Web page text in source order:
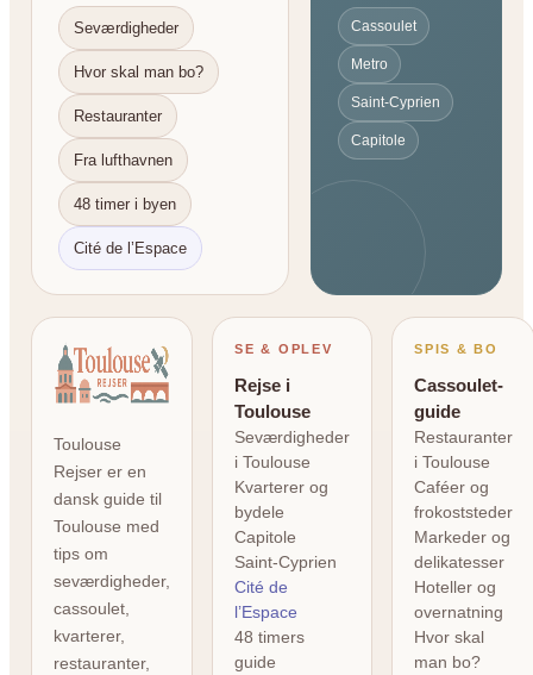
i
K
r
y
d
s
o
r
d
Seværdigheder
Hvor skal man bo?
Restauranter
Fra lufthavnen
48 timer i byen
Cité de l’Espace
Cassoulet
Metro
Saint-Cyprien
Capitole
Toulouse
Rejser er en
dansk guide til
Toulouse med
tips om
seværdigheder,
cassoulet,
kvarterer,
restauranter,
SE & OPLEV
Rejse i
Toulouse
Seværdigheder
i Toulouse
Kvarterer og
bydele
Capitole
Saint-Cyprien
Cité de
l’Espace
48 timers
guide
SPIS & BO
Cassoulet-
guide
Restauranter
i Toulouse
Caféer og
frokoststeder
Markeder og
delikatesser
Hoteller og
overnatning
Hvor skal
man bo?